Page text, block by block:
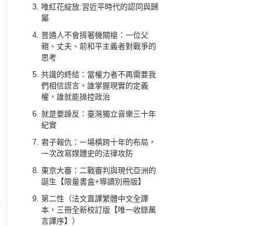
唯紅花綻放:習近平時代的認同與歸
屬
普通人不會揹著機關槍：一位父
親、丈夫、前和平主義者對戰爭的
思考
共識的終結：當權力者不再需要我
們相信謊言，誰掌握現實的定義
權，誰就能操控政治
就是要躁反：臺灣獨立音樂三十年
紀實
君子報仇：一場橫跨十年的布局，
一次改寫媒體史的法律攻防
東京大審：二戰審判與現代亞洲的
誕生【限量書盒+導讀別冊版】
第二性（法文直譯繁體中文全譯
本，三冊全新校訂版【唯一收錄萬
言譯序】）